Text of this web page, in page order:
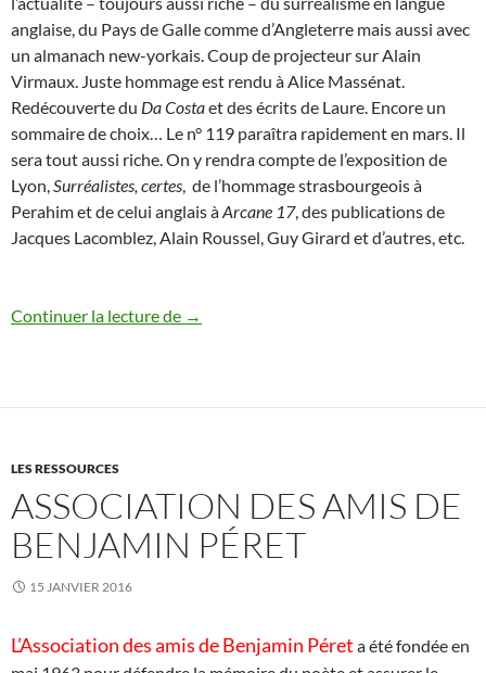
anglaise, du Pays de Galle comme d’Angleterre mais aussi avec
un almanach new-yorkais. Coup de projecteur sur Alain
Virmaux. Juste hommage est rendu à Alice Massénat.
Redécouverte du Da Costaet des écrits de Laure. Encore un
sommaire de choix… Le n° 119 paraîtra rapidement en mars. Il
sera tout aussi riche. On y rendra compte de l’exposition de
Lyon,Surréalistes, certes, de l’hommage strasbourgeois à
Perahim et de celui anglais àArcane 17, des publications de
Jacques Lacomblez, Alain Roussel, Guy Girard et d’autres, etc.
Continuer la lecture de Fin de l’hiver 2016
→
LES RESSOURCES
ASSOCIATION DES AMIS DE
BENJAMIN PÉRET
15 JANVIER 2016
L’Association des amis de Benjamin Péret a été fondée en